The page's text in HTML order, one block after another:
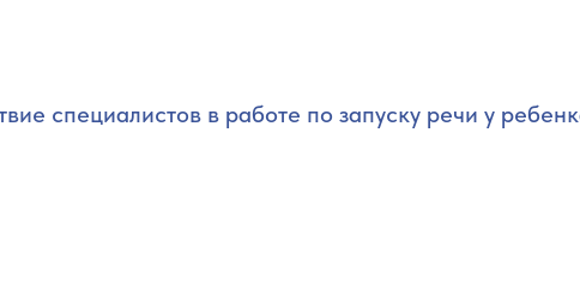
специалистов в работе по запуску речи у